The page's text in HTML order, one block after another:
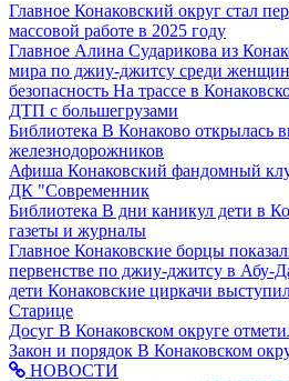
Главное Конаковский округ стал
массовой работе в 2025 году
Главное Алина Сударикова из
мира по джиу-джитсу среди женщин
безопасность На трассе в
ДТП с большегрузами
Библиотека В Конаково открылась
железнодорожников
Афиша Конаковский фандомный
ДК "Современник
Библиотека В дни каникул дети в
газеты и журналы
Главное Конаковские борцы
первенстве по джиу-джитсу в Абу-
дети Конаковские циркачи
Старице
Досуг В Конаковском округе
Закон и порядок В Конаковском
НОВОСТИ